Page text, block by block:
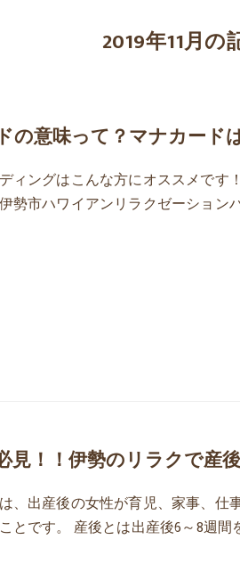
2019年11月の
の意味って？マナカード
ィングはこんな方にオススメです
勢市ハワイアンリラクゼーション
見！！伊勢のリラクで産
、出産後の女性が育児、家事、仕
とです。 産後とは出産後6～8週